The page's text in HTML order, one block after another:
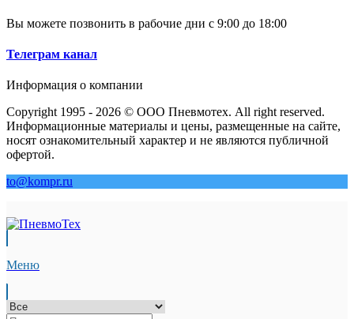
Вы можете позвонить в рабочие дни с 9:00 до 18:00
Телеграм канал
Информация о компании
Copyright 1995 - 2026 © ООО Пневмотех. All right reserved.
Информационные материалы и цены, размещенные на сайте,
носят ознакомительный характер и не являются публичной
офертой.
to@kompr.ru
Меню